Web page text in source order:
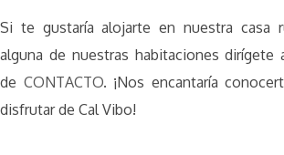
Si te gustaría alojarte en nuestra casa
alguna de nuestras habitaciones dirígete
de CONTACTO. ¡Nos encantaría
disfrutar de Cal Vibo!